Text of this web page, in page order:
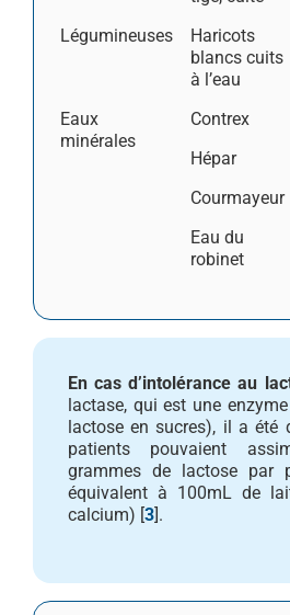
Légumineuses
Haricots
blancs cuits
à l’eau
Eaux
minérales
Contrex
Hépar
Courmayeur
Eau du
robinet
En cas d’intolérance au
lactase, qui est une
lactose en sucres), il a été
patients pouvaient
grammes de lactose par
équivalent à 100mL de
calcium) [3].